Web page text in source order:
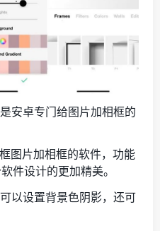
安卓专门给图片加相框的
图片加相框的软件，功能
件设计的更加精美。
以设置背景色阴影，还可